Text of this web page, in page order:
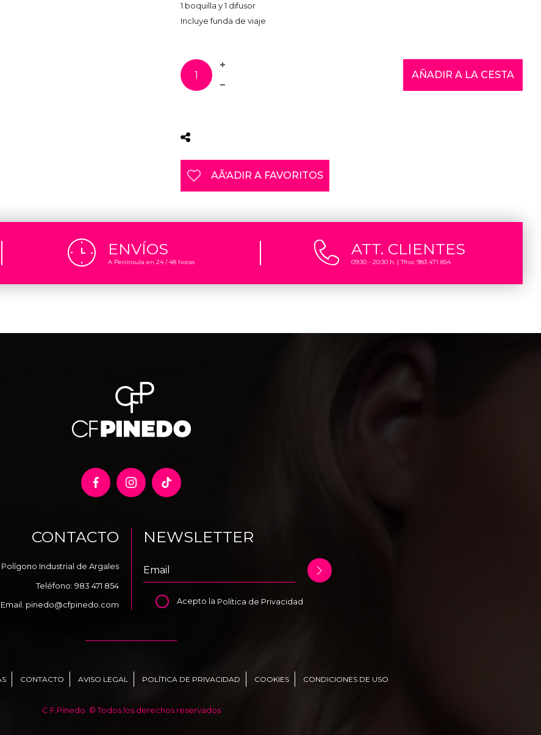
1 boquilla y 1 difusor
Incluye funda de viaje
AÑADIR A LA CESTA
AÃ‘ADIR A FAVORITOS
ENVÍOS
A Península en 24 / 48 horas
ATT. CLIENTES
09:30 - 20:30 h. | Tfno: 983 471 854
CONTACTO
Polígono Industrial de Argales
Teléfono: 983 471 854
Email. pinedo@cfpinedo.com
NEWSLETTER
Acepto la Política de Privacidad
CONTACTO AVISO LEGAL POLÍTICA DE PRIVACIDAD COOKIES CONDICIONES DE USO
C.F.Pinedo. © Todos los derechos reservados